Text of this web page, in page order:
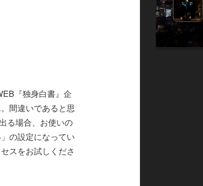
『独身白書』企
間違いであると思
る場合、お使いの
の設定になってい
スをお試しくださ